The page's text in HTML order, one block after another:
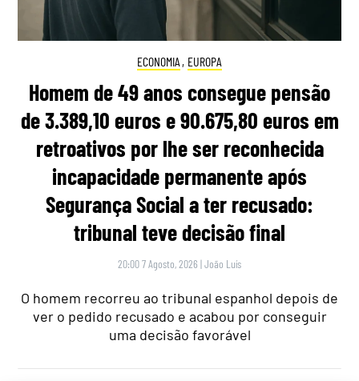
ECONOMIA , EUROPA
Homem de 49 anos consegue pensão
de 3.389,10 euros e 90.675,80 euros em
retroativos por lhe ser reconhecida
incapacidade permanente após
Segurança Social a ter recusado:
tribunal teve decisão final
20:00 7 Agosto, 2026 |João Luís
O homem recorreu ao tribunal espanhol depois de
ver o pedido recusado e acabou por conseguir
uma decisão favorável